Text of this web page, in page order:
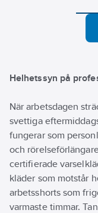
placeras i fickan
strumpan. Enkel
som reglerar
timmar. 40-60
grader. Ingår
snabbladdare
20W. USB-C.
Helhetssyn på
När arbetsdagen
svettiga
fungerar som
och
certifierade
kläder som motstår
arbetsshorts som
varmaste timmar.